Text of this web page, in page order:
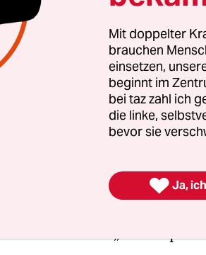
Malki, alle drei
neuer Partnerstadt im
Cabuwazi
am
dritten Mal das „Festival der
und in Berlin geborene
Cabuwazi gelernt haben.
das Selbstbewusstsein der
gruppiert im „Parlament des
Mit doppelter
brauchen
einsetzen,
beginnt im
bei taz zahl ich
die linke,
bevor sie
 Ja,